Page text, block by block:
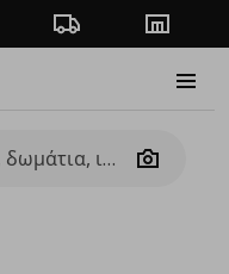
Πορεία παραγγελίας
Camera